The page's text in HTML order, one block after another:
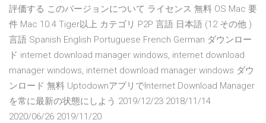
評価する このバージョンについて ライセンス 無料 OS Mac 要
件 Mac 10.4 Tiger以上 カテゴリ P2P 言語 日本語 (12 その他 )
言語 Spanish English Portuguese French German ダウンロー
ド internet download manager windows, internet download
manager windows, internet download manager windows ダウ
ンロード 無料 UptodownアプリでInternet Download Manager
を常に最新の状態にしよう 2019/12/23 2018/11/14
2020/06/26 2019/11/20